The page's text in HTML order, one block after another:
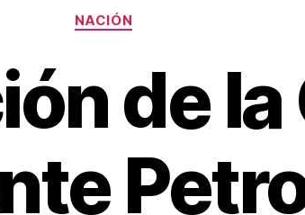
Categorías
NACIÓN
de la